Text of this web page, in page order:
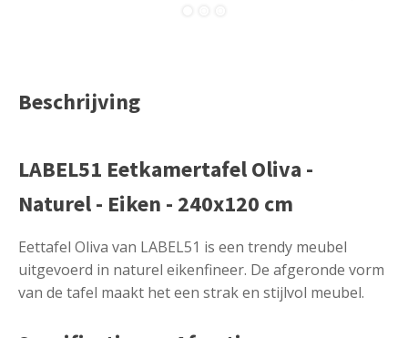
Beschrijving
LABEL51 Eetkamertafel Oliva -
Naturel - Eiken - 240x120 cm
Eettafel Oliva van LABEL51 is een trendy meubel
uitgevoerd in naturel eikenfineer. De afgeronde vorm
van de tafel maakt het een strak en stijlvol meubel.